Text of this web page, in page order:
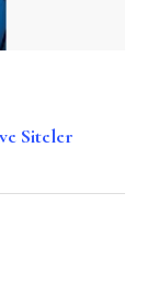
Siteler